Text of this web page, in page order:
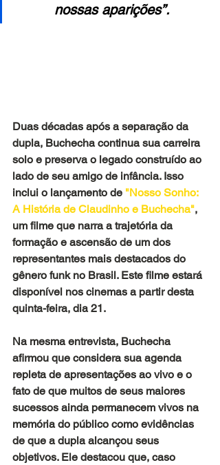
nossas aparições”.
Duas décadas após a separação da
dupla, Buchecha continua sua carreira
solo e preserva o legado construído ao
lado de seu amigo de infância. Isso
inclui o lançamento de "Nosso Sonho:
A História de Claudinho e Buchecha",
um filme que narra a trajetória da
formação e ascensão de um dos
representantes mais destacados do
gênero funk no Brasil. Este filme estará
disponível nos cinemas a partir desta
quinta-feira, dia 21.
Na mesma entrevista, Buchecha
afirmou que considera sua agenda
repleta de apresentações ao vivo e o
fato de que muitos de seus maiores
sucessos ainda permanecem vivos na
memória do público como evidências
de que a dupla alcançou seus
objetivos. Ele destacou que, caso